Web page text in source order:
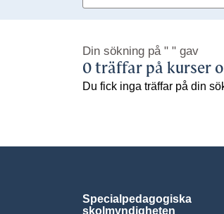
Din sökning på " " gav
0 träffar på kurser
Du fick inga träffar på din
Specialpedagogiska
skolmyndigheten